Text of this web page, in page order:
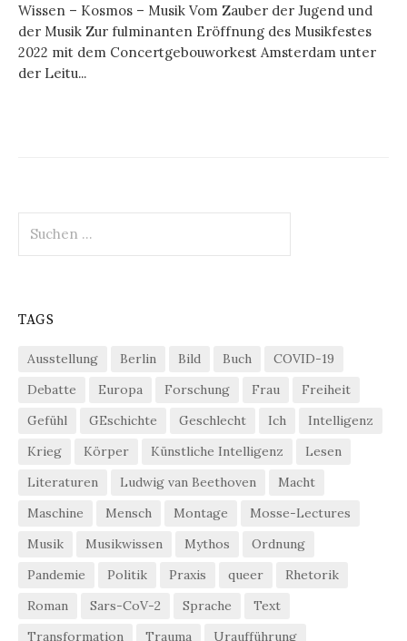
Wissen – Kosmos – Musik Vom Zauber der Jugend und
der Musik Zur fulminanten Eröffnung des Musikfestes
2022 mit dem Concertgebouworkest Amsterdam unter
der Leitu...
nach:
TAGS
Ausstellung Berlin Bild Buch
COVID-19
Debatte
Europa Forschung Frau
Freiheit
Gefühl
GEschichte Geschlecht Ich
Intelligenz
Krieg
Körper Künstliche Intelligenz
Lesen
Literaturen
Ludwig van Beethoven
Macht
Maschine
Mensch Montage
Mosse-Lectures
Musik
Musikwissen Mythos
Ordnung
Pandemie
Politik Praxis queer
Rhetorik
Roman
Sars-CoV-2 Sprache
Text
Transformation
Trauma Uraufführung